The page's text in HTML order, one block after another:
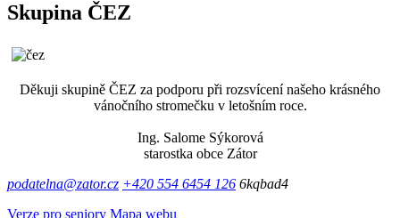
Skupina ČEZ
Děkuji skupině ČEZ za podporu při rozsvícení našeho krásného
vánočního stromečku v letošním roce.
Ing. Salome Sýkorová
starostka obce Zátor
podatelna@zator.cz +420 554 6454 126 6kqbad4
Verze pro seniory Mapa webu